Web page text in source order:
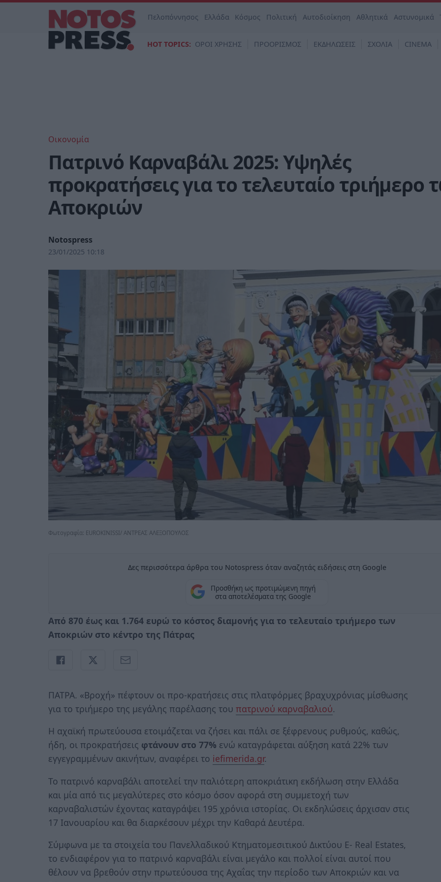
Πελοπόννησος Ελλάδα Κόσμος Πολιτική Αυτοδιοίκηση Αθλητικά Αστυνομικά
HOT TOPICS: ΟΡΟΙ ΧΡΗΣΗΣ ΠΡΟΟΡΙΣΜΟΣ ΕΚΔΗΛΩΣΕΙΣ ΣΧΟΛΙΑ CINEMA
Οικονομία
Πατρινό Καρναβάλι 2025: Υψηλές
προκρατήσεις για το τελευταίο τριήμερο
Αποκριών
Notospress
23/01/2025 10:18
Φωτογραφία: EUROKINISSI/ ΑΝΤΡΕΑΣ ΑΛΕΞΟΠΟΥΛΟΣ
Δες περισσότερα άρθρα του Notospress όταν αναζητάς ειδήσεις στη Google
Προσθήκη ως προτιμώμενη πηγή
στα αποτελέσματα της Google
Από 870 έως και 1.764 ευρώ το κόστος διαμονής για το τελευταίο τριήμερο των
Αποκριών στο κέντρο της Πάτρας
ΠΑΤΡΑ. «Βροχή» πέφτουν οι προ-κρατήσεις στις πλατφόρμες βραχυχρόνιας μίσθωσης
για το τριήμερο της μεγάλης παρέλασης του πατρινού καρναβαλιού.
Η αχαϊκή πρωτεύουσα ετοιμάζεται να ζήσει και πάλι σε ξέφρενους ρυθμούς, καθώς,
ήδη, οι προκρατήσεις φτάνουν στο 77% ενώ καταγράφεται αύξηση κατά 22% των
εγγεγραμμένων ακινήτων, αναφέρει το iefimerida.gr.
Το πατρινό καρναβάλι αποτελεί την παλιότερη αποκριάτικη εκδήλωση στην Ελλάδα
και μία από τις μεγαλύτερες στο κόσμο όσον αφορά στη συμμετοχή των
καρναβαλιστών έχοντας καταγράψει 195 χρόνια ιστορίας. Οι εκδηλώσεις άρχισαν στις
17 Ιανουαρίου και θα διαρκέσουν μέχρι την Καθαρά Δευτέρα.
Σύμφωνα με τα στοιχεία του Πανελλαδικού Κτηματομεσιτικού Δικτύου E- Real Estates,
το ενδιαφέρον για το πατρινό καρναβάλι είναι μεγάλο και πολλοί είναι αυτοί που
θέλουν να βρεθούν στην πρωτεύουσα της Αχαΐας την περίοδο των Αποκριών και να